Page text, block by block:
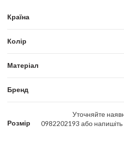
Країна
Колір
Матеріал
Бренд
Розмір
Уточняйте
0982202193 або